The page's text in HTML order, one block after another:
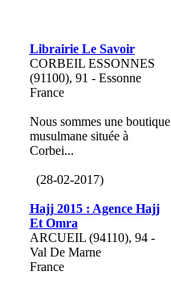
Librairie Le Savoir
CORBEIL ESSONNES
(91100), 91 - Essonne
France
Nous sommes une boutique
musulmane située à
Corbei...
(28-02-2017)
Hajj 2015 : Agence Hajj
Et Omra
ARCUEIL (94110), 94 -
Val De Marne
France